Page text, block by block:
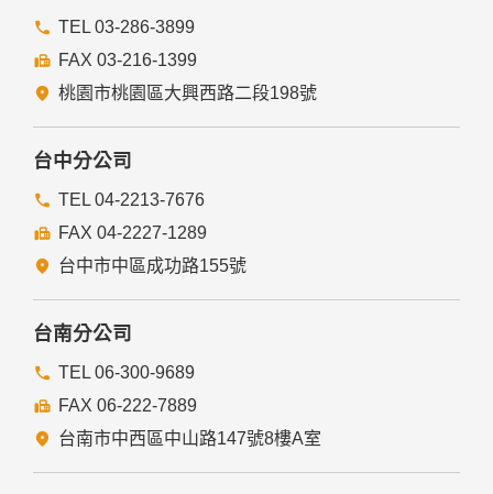
前項但書之情形包括不限於：
經由您書面同意。
法律明文規定。
與公務機關或學術研究機構合作，基於公共利益為統計或學術
研究而有必要，且資料經過提供者處理或蒐集者依其揭露方式
無從識別特定之當事人。
當您在網站的行為，違反服務條款或可能損害或妨礙網站與其
揭露您的個人資料是為了辨識、聯絡或採取法律行動所必要
者。
本網站委託廠商協助蒐集、處理或利用您的個人資料時，將對
委外廠商或個人善盡監督管理之責。
六、Cookie之使用
為了提供您最佳的服務，本網站會在您的電腦中放置並取用我
們的Cookie，若您不願接受Cookie的寫入，您可在您使用的
瀏覽器功能項中設定隱私權等級為高，即可拒絕Cookie的寫
TEL 03-286-3899
FAX 03-216-1399
桃園市桃園區大興西路二段198號
台中分公司
TEL 04-2213-7676
FAX 04-2227-1289
台中市中區成功路155號
台南分公司
TEL 06-300-9689
FAX 06-222-7889
台南市中西區中山路147號8樓A室